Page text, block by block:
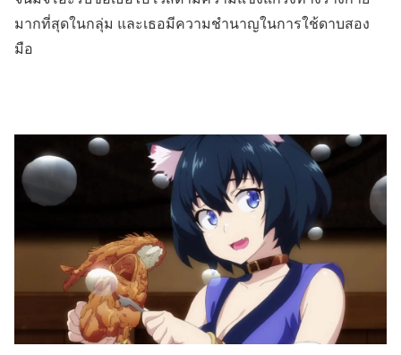
มากที่สุดในกลุ่ม และเธอมีความชำนาญในการใช้ดาบสอง
มือ